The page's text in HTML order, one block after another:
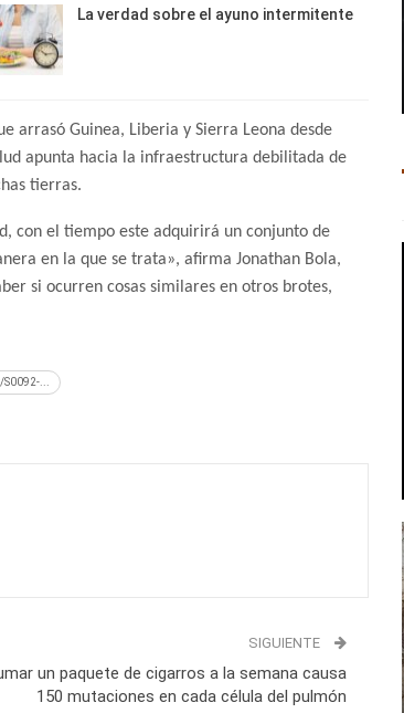
La verdad sobre el ayuno intermitente
arrasó Guinea, Liberia y Sierra Leona desde
apunta hacia la infraestructura debilitada de
tierras.
con el tiempo este adquirirá un conjunto de
en la que se trata», afirma Jonathan Bola,
si ocurren cosas similares en otros brotes,
...
SIGUIENTE
un paquete de cigarros a la semana causa
150 mutaciones en cada célula del pulmón